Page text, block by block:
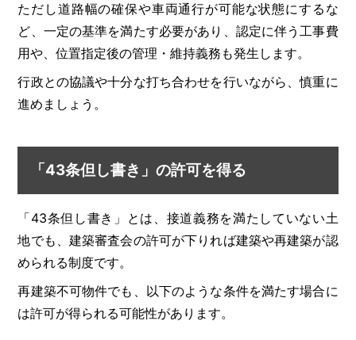
ただし道路幅の確保や車両通行が可能な状態にするな
ど、一定の基準を満たす必要があり、認定に伴う工事費
用や、位置指定後の管理・維持義務も発生します。
行政との協議や十分な打ち合わせを行いながら、慎重に
進めましょう。
「43条但し書き」の許可を得る
「43条但し書き」とは、接道義務を満たしていない土
地でも、建築審査会の許可が下りれば建築や再建築が認
められる制度です。
再建築不可物件でも、以下のような条件を満たす場合に
は許可が得られる可能性があります。